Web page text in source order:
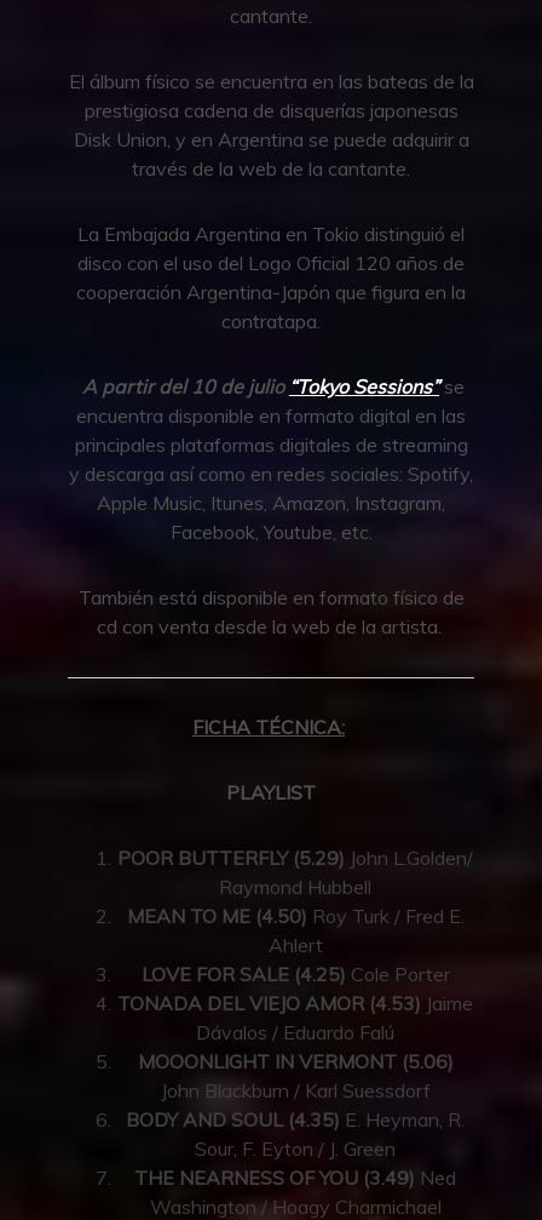
cantante.
El álbum físico se encuentra en las bateas de la
prestigiosa cadena de disquerías japonesas
Disk Union, y en Argentina se puede adquirir a
través de la web de la cantante.
La Embajada Argentina en Tokio distinguió el
disco con el uso del Logo Oficial 120 años de
cooperación Argentina-Japón que figura en la
contratapa.
A partir del 10 de julio “Tokyo Sessions”se
encuentra disponible en formato digital en las
principales plataformas digitales de streaming
y descarga así como en redes sociales: Spotify,
Apple Music, Itunes, Amazon, Instagram,
Facebook, Youtube, etc.
También está disponible en formato físico de
cd con venta desde la web de la artista.
FICHA TÉCNICA:
PLAYLIST
POOR BUTTERFLY (5.29) John L.Golden/
Raymond Hubbell
MEAN TO ME (4.50) Roy Turk / Fred E.
Ahlert
LOVE FOR SALE (4.25) Cole Porter
TONADA DEL VIEJO AMOR (4.53) Jaime
Dávalos / Eduardo Falú
MOOONLIGHT IN VERMONT (5.06)
John Blackburn / Karl Suessdorf
BODY AND SOUL (4.35) E. Heyman, R.
Sour, F. Eyton / J. Green
THE NEARNESS OF YOU (3.49) Ned
Washington / Hoagy Charmichael